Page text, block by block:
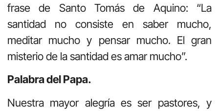
frase de Santo Tomás de Aquino: “La
santidad no consiste en saber mucho,
meditar mucho y pensar mucho. El gran
misterio de la santidad es amar mucho”.
Palabra del Papa.
Nuestra mayor alegría es ser pastores, y